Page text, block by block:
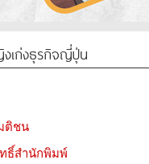
เก่งธุรกิจญี่ปุ่น
ติชน
ธิ์สำนักพิมพ์